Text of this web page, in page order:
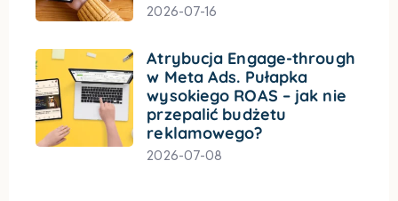
2026-07-16
Atrybucja Engage-through
w Meta Ads. Pułapka
wysokiego ROAS – jak nie
przepalić budżetu
reklamowego?
2026-07-08